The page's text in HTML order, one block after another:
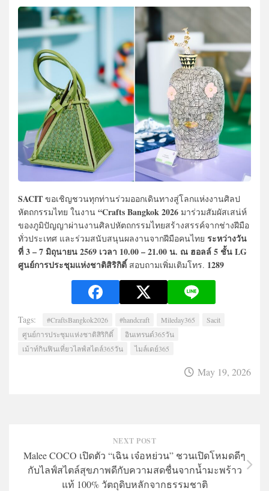
SACIT ขอเชิญชวนทุกท่านร่วมออกเดินทางสู่โลกแห่งงานศิลป
หัตถกรรมไทย ในงาน “Crafts Bangkok 2026 มาร่วมสัมผัสเสน่ห์
ของภูมิปัญญาผ่านงานศิลปหัตถกรรมไทยสร้างสรรค์จากช่างฝีมือ
ทั่วประเทศ และร่วมสนับสนุนผลงานจากฝีมือคนไทย ระหว่างวัน
ที่ 3 – 7 มิถุนายน 2569 เวลา 10.00 – 21.00 น. ณ ฮอลล์ 5 ชั้น LG
ศูนย์การประชุมแห่งชาติสิริกิติ์ สอบถามเพิ่มเติมโทร. 1289
Tags: #CraftsBangkok2026 #handcraft Mileday365
Sacit
ศูนย์การประชุมแห่งชาติสิริกิติ์
อินเทรนด์365วัน
เม้าท์กินฟินเที่ยวไลฟ์สไตล์365วัน
ไมล์เดย์365
May 19, 2026
NEXT POST
Malee COCO เปิดตัว “เฉิน เจ๋อหย่วน” ชวนเปิดโหมดดีๆ
กับไลฟ์สไตล์สุขภาพดีกับความสดชื่นจากน้ำมะพร้าว
แท้ 100% วัตถุดิบหลักจากธรรมชาติ